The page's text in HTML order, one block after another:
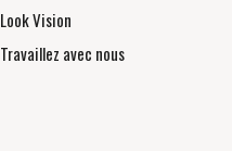
Look Vision
Travaillez avec nous